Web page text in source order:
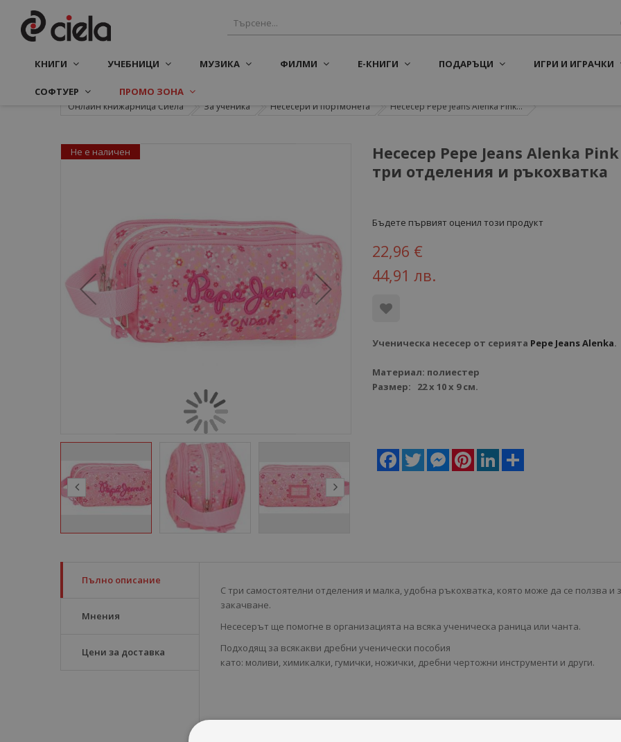
КНИГИ УЧЕБНИЦИ МУЗИКА ФИЛМИ Е-КНИГИ ПОДАРЪЦИ ИГРИ И ИГРАЧКИ
СОФТУЕР ПРОМО ЗОНА
Онлайн книжарница Сиела За ученика Несесери и портмонета Несесер Pepe Jeans Alenka Pink...
Несесер Pepe Jeans Alenka Pink
три отделения и ръкохватка
Бъдете първият оценил този продукт
22,96 €
44,91 лв.
Ученическа несесер от серията Pepe Jeans Alenka.
Материал: полиестер
Размер: 22 х 10 х 9 см.
Facebook
Twitter MessengerPinterestLinkedIn
Не е наличен
Пълно описание
Мнения
Цени за доставка
С три самостоятелни отделения и малка, удобна ръкохватка, която може да се ползва и
закачване.
Несесерът ще помогне в организацията на всяка ученическа раница или чанта.
Подходящ за всякакви дребни ученически пособия
като: моливи, химикалки, гумички, ножички, дребни чертожни инструменти и други.